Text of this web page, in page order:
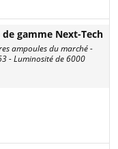
de gamme Next-Tech
ampoules du marché -
- Luminosité de 6000